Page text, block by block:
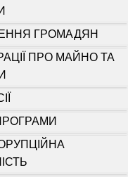
ГРОМАДЯН
ПРО МАЙНО ТА